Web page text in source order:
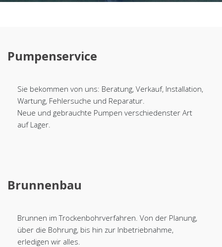
Pumpenservice
Sie bekommen von uns: Beratung, Verkauf, Installation,
Wartung, Fehlersuche und Reparatur.
Neue und gebrauchte Pumpen verschiedenster Art
auf Lager.
Brunnenbau
Brunnen im Trockenbohrverfahren. Von der Planung,
über die Bohrung, bis hin zur Inbetriebnahme,
erledigen wir alles.